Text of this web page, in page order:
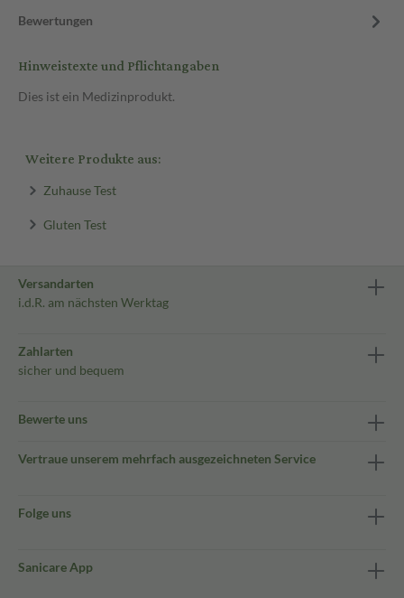
Bewertungen
Hinweistexte und Pflichtangaben
Dies ist ein Medizinprodukt.
Weitere Produkte aus:
Zuhause Test
Gluten Test
Versandarten
i.d.R. am nächsten Werktag
Zahlarten
sicher und bequem
Bewerte uns
Vertraue unserem mehrfach ausgezeichneten Service
Folge uns
Sanicare App